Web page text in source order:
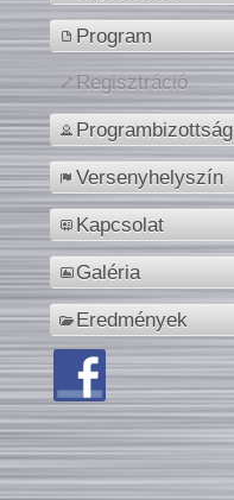
Program
Regisztráció
Programbizottság
Versenyhelyszín
Kapcsolat
Galéria
Eredmények